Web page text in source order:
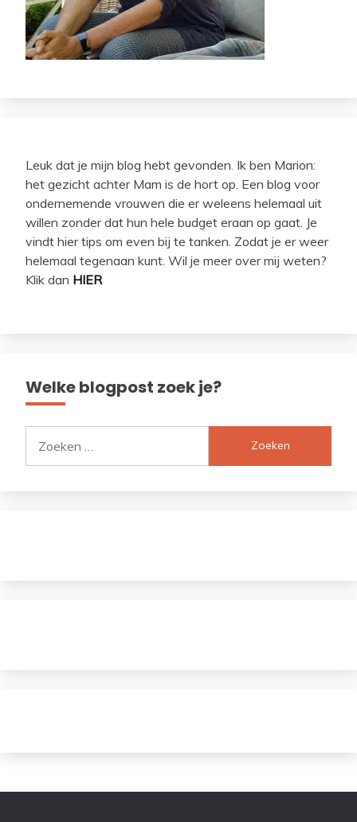
Leuk dat je mijn blog hebt gevonden. Ik ben Marion:
het gezicht achter Mam is de hort op. Een blog voor
ondernemende vrouwen die er weleens helemaal uit
willen zonder dat hun hele budget eraan op gaat. Je
vindt hier tips om even bij te tanken. Zodat je er weer
helemaal tegenaan kunt. Wil je meer over mij weten?
Klik dan HIER
Welke blogpost zoek je?
naar: